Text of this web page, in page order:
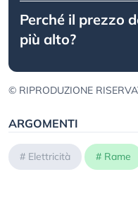
Perché il prezzo
più alto?
© RIPRODUZIONE
ARGOMENTI
# Elettricità # Rame